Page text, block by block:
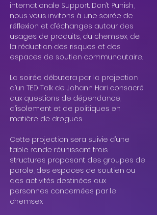
internationale Support. Don’t Punish,
nous vous invitons à une soirée de
réflexion et d’échanges autour des
usages de produits, du chemsex, de
la réduction des risques et des
espaces de soutien communautaire.
La soirée débutera par la projection
d’un TED Talk de Johann Hari consacré
aux questions de dépendance,
d’isolement et de politiques en
matière de drogues.
Cette projection sera suivie d’une
table ronde réunissant trois
structures proposant des groupes de
parole, des espaces de soutien ou
des activités destinées aux
personnes concernées par le
chemsex.